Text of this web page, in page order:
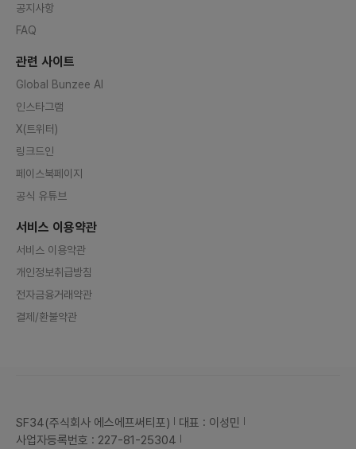
공지사항
FAQ
관련 사이트
Global Bunzee AI
인스타그램
X(트위터)
링크드인
페이스북페이지
공식 유튜브
서비스 이용약관
서비스 이용약관
개인정보취급방침
전자금융거래약관
결제/환불약관
SF34(주식회사 에스에프써티포)
대표 : 이성민
사업자등록번호 : 227-81-25304